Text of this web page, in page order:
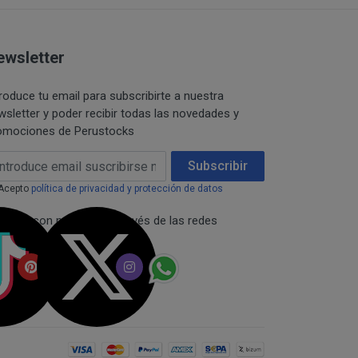
tu email para subscribirte a nuestra
y poder recibir todas las novedades y
de Perustocks
Address Subscribir
política de privacidad y protección de datos
con nosotros a través de las redes
de la
pública,
del titular de los
y comunicaciones
o consentimiento.
el mismo
pre-reserva del
de precio, en
desistimiento y
productos de
la misma forma
abonadas, el